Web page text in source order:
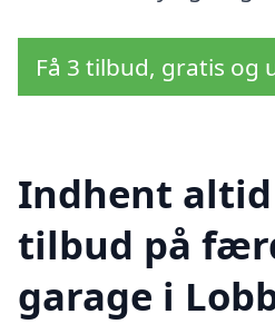
Få 3 tilbud, gratis og
Indhent
tilbud på
garage i